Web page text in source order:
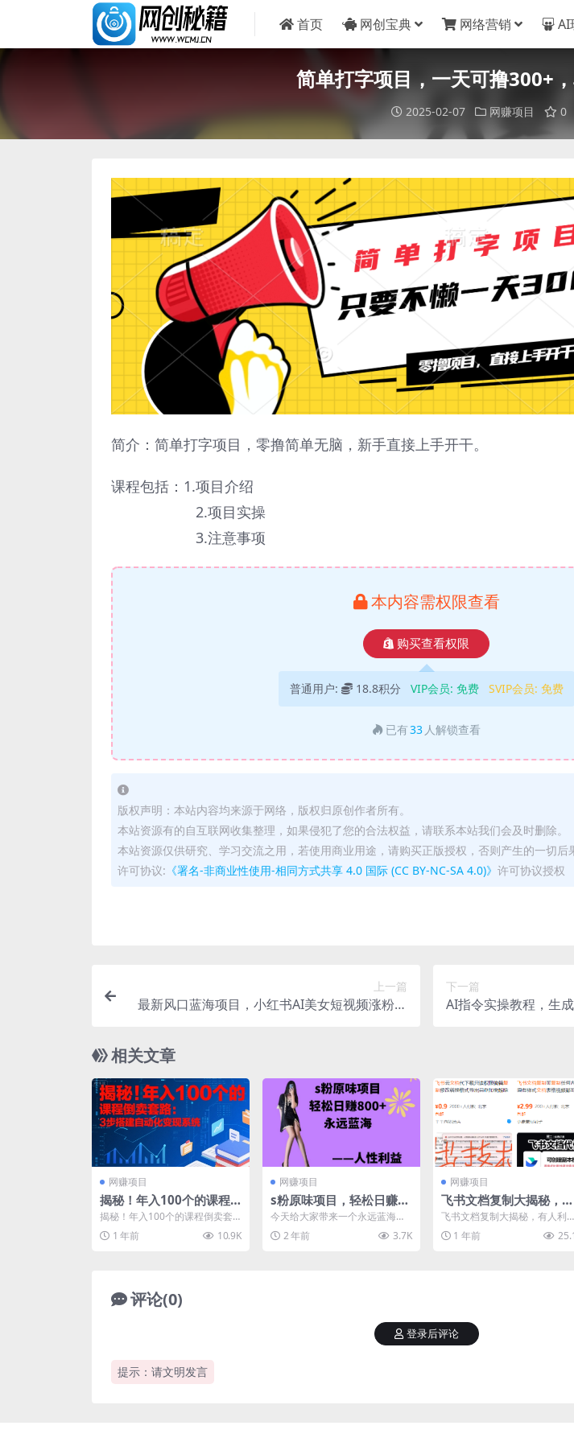
首页 网创宝典 网络营销 AI
简单打字项目，一天可撸300+
2025-02-07 网赚项目 0
简介：简单打字项目，零撸简单无脑，新手直接上手开干。
课程包括：1.项目介绍
2.项目实操
3.注意事项
本内容需权限查看
购买查看权限
普通用户: 18.8积分 VIP会员: 免费 SVIP会员: 免费
已有33 人解锁查看
版权声明：本站内容均来源于网络，版权归原创作者所有。
本站资源有的自互联网收集整理，如果侵犯了您的合法权益，请联系本站我们会及时删除。
本站资源仅供研究、学习交流之用，若使用商业用途，请购买正版授权，否则产生的一切后
许可协议: 《署名-非商业性使用-相同方式共享 4.0 国际 (CC BY-NC-SA 4.0)》 许可协议授权
上一篇
最新风口蓝海项目，小红书AI美女短视频涨粉玩
下一篇
AI指令实操教程，生
相关文章
网赚项目
揭秘！年入100个的课程
倒卖套路：3 步搭建自动
化变现系统
揭秘！年入100个的课程倒卖套
路：3 步搭建自动化变现系统 项
目揭秘，项目介绍：...
1 年前 10.9K
网赚项目
s粉原味项目，轻松日赚8
00+，永远的蓝海项目，
无脑操作也能直接出单
人…
今天给大家带来一个永远蓝海的
一个小项目，宝妈、大学生在家
都能做到日赚800+，s...
2 年前 3.7K
网赚项目
飞书文档复制大揭秘，有
人利用这个方法收入8000
+，附插件
飞书文档复制大揭秘，有人利用
这个方法收入8000+，附插件 课
程下载：
1 年前
评论(0)
提示：请文明发言
登录后评论